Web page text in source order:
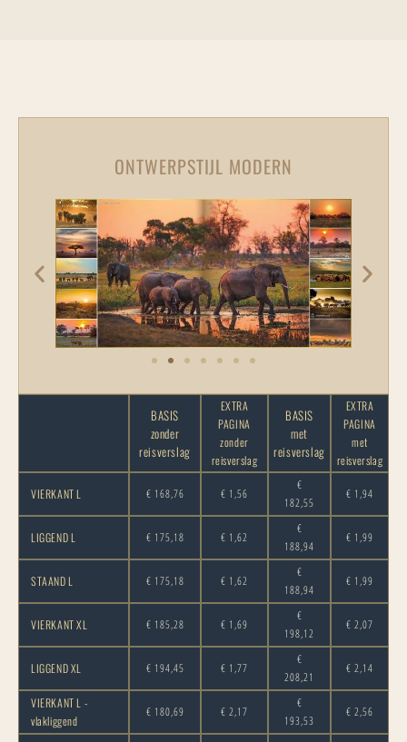
ONTWERPSTIJL MODERN
BASIS
zonder
reisverslag
EXTRA
PAGINA
zonder
reisverslag
BASIS
met
reisverslag
EXTRA
PAGINA
met
reisverslag
VIERKANT L € 168,76 € 1,56
€
182,55
€ 1,94
LIGGEND L € 175,18 € 1,62
€
188,94
€ 1,99
STAAND L € 175,18 € 1,62
€
188,94
€ 1,99
VIERKANT XL € 185,28 € 1,69
€
198,12
€ 2,07
LIGGEND XL € 194,45 € 1,77
€
208,21
€ 2,14
VIERKANT L -
vlakliggend
€ 180,69 € 2,17
€
193,53
€ 2,56